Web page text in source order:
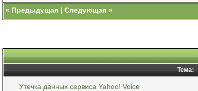
« Предыдущая | Следующая »
Тема:
Утечка данных сервиса Yahoo! Voice